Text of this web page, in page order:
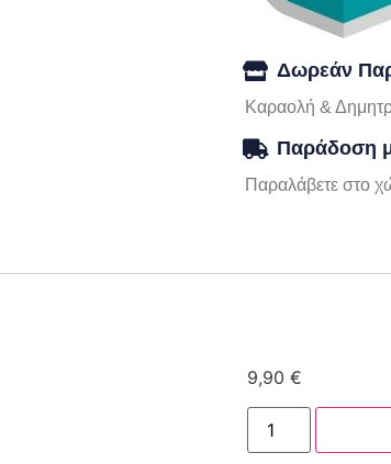
Δωρεάν
Καραολή &
Παράδοση
Παραλάβετε στο
9,90 €